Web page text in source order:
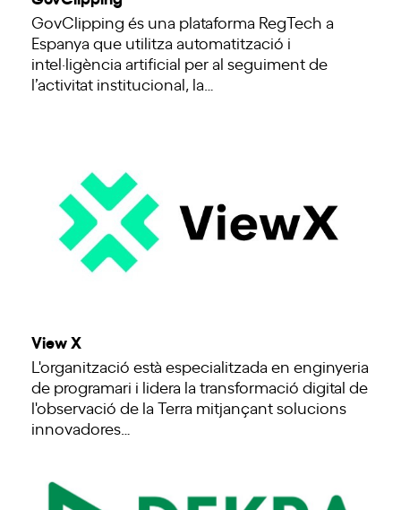
GovClipping és una plataforma RegTech a
Espanya que utilitza automatització i
intel·ligència artificial per al seguiment de
l’activitat institucional, la…
View X
L'organització està especialitzada en enginyeria
de programari i lidera la transformació digital de
l'observació de la Terra mitjançant solucions
innovadores…